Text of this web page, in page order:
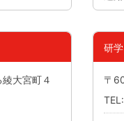
大宮町４
研
〒